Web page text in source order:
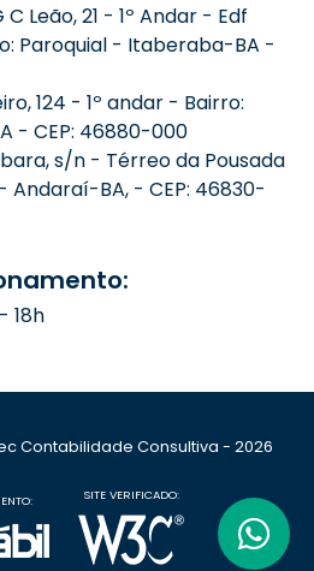
Leão, 21 - 1º Andar - Edf
Paroquial - Itaberaba-BA -
124 - 1º andar - Bairro:
- CEP: 46880-000
s/n - Térreo da Pousada
Andaraí-BA, - CEP: 46830-
18h
Contabilidade Consultiva - 2026
SITE VERIFICADO: